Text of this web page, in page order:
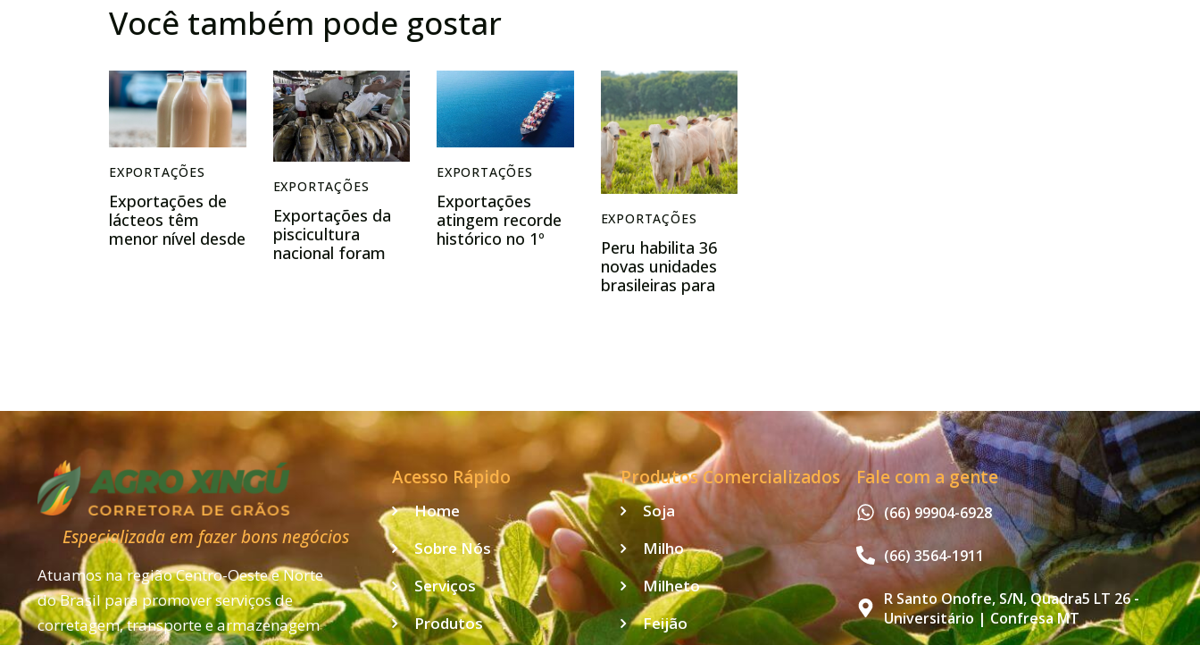
Você também pode gostar
EXPORTAÇÕES
Exportações de
lácteos têm
menor nível desde
EXPORTAÇÕES
Exportações da
piscicultura
nacional foram
EXPORTAÇÕES
Exportações
atingem recorde
histórico no 1º
EXPORTAÇÕES
Peru habilita 36
novas unidades
brasileiras para
Especializada em fazer bons negócios
Atuamos na região Centro-Oeste e Norte
do Brasil para promover serviços de
corretagem, transporte e armazenagem
Acesso Rápido
Home
Sobre Nós
Serviços
Produtos
Produtos Comercializados
Soja
Milho
Milheto
Feijão
Fale com a gente
(66) 99904-6928
(66) 3564-1911
R Santo Onofre, S/N, Quadra5 LT 26 -
Universitário | Confresa MT